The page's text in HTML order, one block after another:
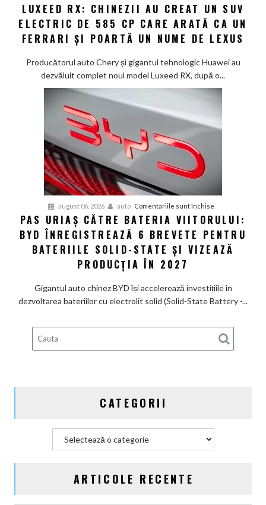
în
China
Luxeed
RX:
Chinezii
creat
un
585
și
poartă
nume
LUXEED RX: CHINEZII AU CREAT UN SUV
ELECTRIC DE 585 CP CARE ARATĂ CA UN
FERRARI ȘI POARTĂ UN NUME DE LEXUS
Producătorul auto Chery și gigantul tehnologic Huawei au
dezvăluit complet noul model Luxeed RX, după o...
august 06, 2026 auto Comentariile sunt închise
uriaș
către
BYD
pentru
bateriile
în
PAS URIAȘ CĂTRE BATERIA VIITORULUI:
BYD ÎNREGISTREAZĂ 6 BREVETE PENTRU
BATERIILE SOLID-STATE ȘI VIZEAZĂ
PRODUCȚIA ÎN 2027
Gigantul auto chinez BYD își accelerează investițiile în
dezvoltarea bateriilor cu electrolit solid (Solid-State Battery -...
CATEGORII
ARTICOLE RECENTE